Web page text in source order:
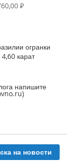
₽
огранки
карат
напишите
на новости